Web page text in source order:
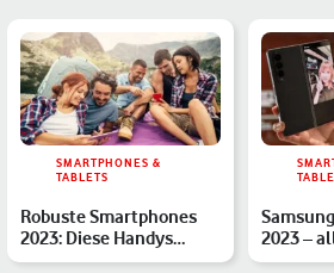
SMARTPHONES &
TABLETS
Robuste Smartphones
2023: Diese Handys
lassen Dich nicht im
2023 –
zum